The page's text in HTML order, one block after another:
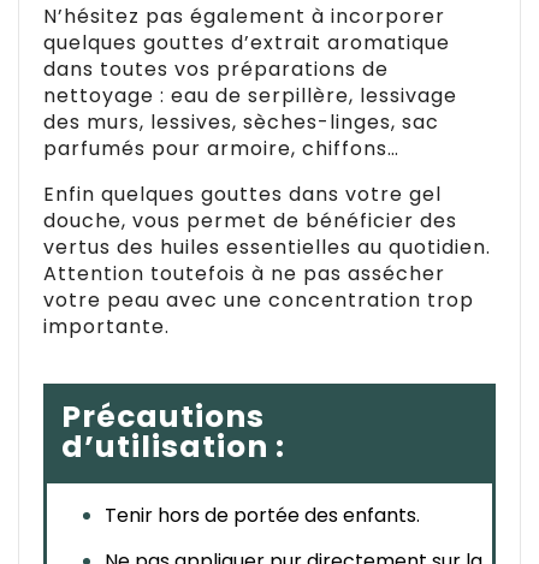
N’hésitez pas également à incorporer
quelques gouttes d’extrait aromatique
dans toutes vos préparations de
nettoyage : eau de serpillère, lessivage
des murs, lessives, sèches-linges, sac
parfumés pour armoire, chiffons…
Enfin quelques gouttes dans votre gel
douche, vous permet de bénéficier des
vertus des huiles essentielles au quotidien.
Attention toutefois à ne pas assécher
votre peau avec une concentration trop
importante.
Précautions
d’utilisation :
Tenir hors de portée des enfants.